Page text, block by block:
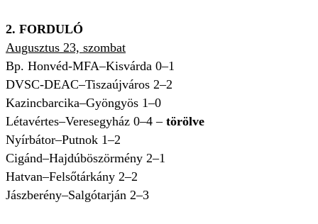
2. FORDULÓ
Augusztus 23, szombat
Bp. Honvéd-MFA–Kisvárda 0–1
DVSC-DEAC–Tiszaújváros 2–2
Kazincbarcika–Gyöngyös 1–0
Létavértes–Veresegyház 0–4 – törölve
Nyírbátor–Putnok 1–2
Cigánd–Hajdúböszörmény 2–1
Hatvan–Felsőtárkány 2–2
Jászberény–Salgótarján 2–3